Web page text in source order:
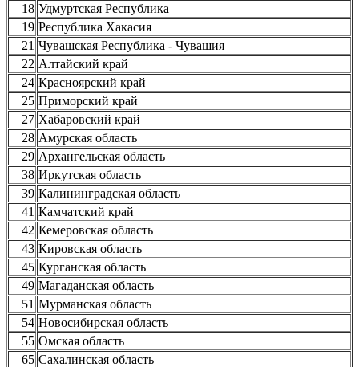
18 Удмуртская Республика
19 Республика Хакасия
21 Чувашская Республика - Чувашия
22 Алтайский край
24 Красноярский край
25 Приморский край
27 Хабаровский край
28 Амурская область
29 Архангельская область
38 Иркутская область
39 Калининградская область
41 Камчатский край
42 Кемеровская область
43 Кировская область
45 Курганская область
49 Магаданская область
51 Мурманская область
54 Новосибирская область
55 Омская область
65 Сахалинская область